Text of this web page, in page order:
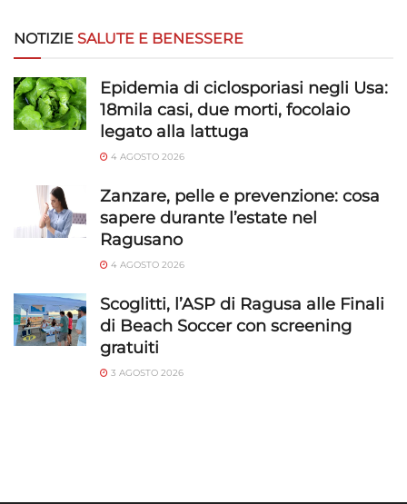
NOTIZIE SALUTE E BENESSERE
Epidemia di ciclosporiasi negli Usa:
18mila casi, due morti, focolaio
legato alla lattuga
4 AGOSTO 2026
Zanzare, pelle e prevenzione: cosa
sapere durante l’estate nel
Ragusano
4 AGOSTO 2026
Scoglitti, l’ASP di Ragusa alle Finali
di Beach Soccer con screening
gratuiti
3 AGOSTO 2026